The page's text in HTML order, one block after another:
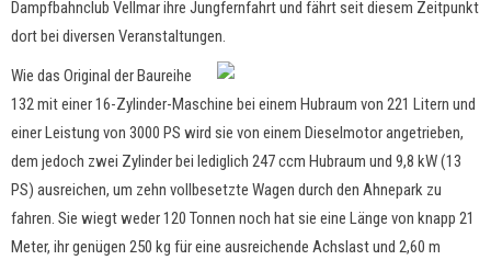
Dampfbahnclub Vellmar ihre Jungfernfahrt und fährt seit diesem Zeitpunkt
dort bei diversen Veranstaltungen.
Wie das Original der Baureihe
132 mit einer 16-Zylinder-Maschine bei einem Hubraum von 221 Litern und
einer Leistung von 3000 PS wird sie von einem Dieselmotor angetrieben,
dem jedoch zwei Zylinder bei lediglich 247 ccm Hubraum und 9,8 kW (13
PS) ausreichen, um zehn vollbesetzte Wagen durch den Ahnepark zu
fahren. Sie wiegt weder 120 Tonnen noch hat sie eine Länge von knapp 21
Meter, ihr genügen 250 kg für eine ausreichende Achslast und 2,60 m